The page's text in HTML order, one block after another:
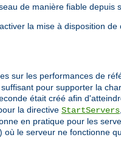
de manière fiable depuis
la mise à disposition de
sur les performances de
pour supporter la
était créé afin
la directive StartServers
en pratique pour les
le serveur ne fonctionne